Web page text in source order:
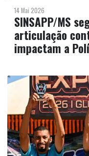
14 Mai 2026
SINSAPP/MS
articulação
impactam a